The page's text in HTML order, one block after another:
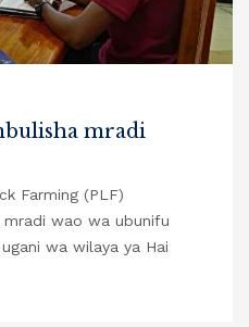
mradi
Farming (PLF)
wao wa ubunifu
wa wilaya ya Hai